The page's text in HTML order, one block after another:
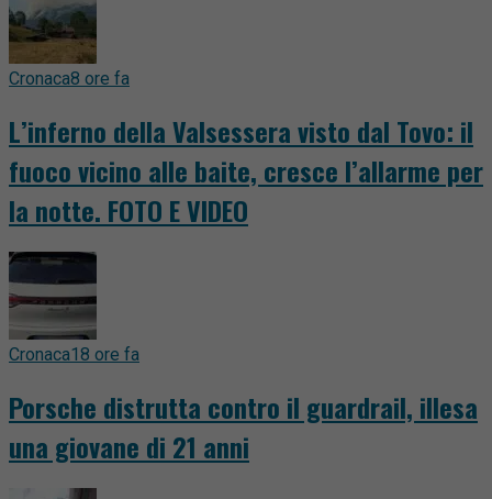
Cronaca8 ore fa
L’inferno della Valsessera visto dal Tovo: il
fuoco vicino alle baite, cresce l’allarme per
la notte. FOTO E VIDEO
Cronaca18 ore fa
Porsche distrutta contro il guardrail, illesa
una giovane di 21 anni